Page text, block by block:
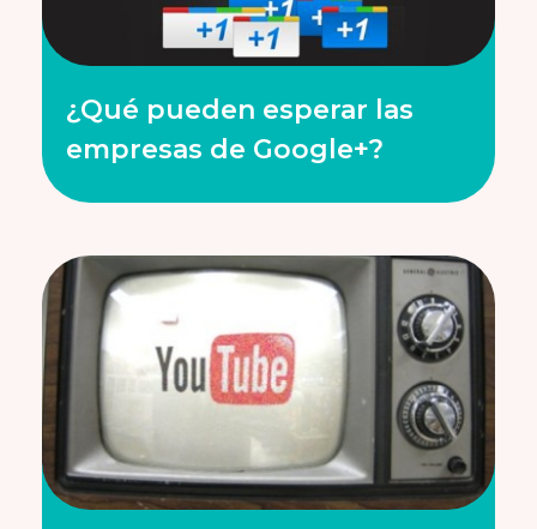
¿Qué pueden esperar las
empresas de Google+?